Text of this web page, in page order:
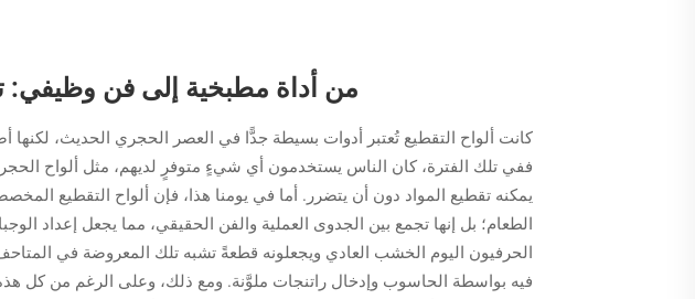
من أداة مطبخية إلى فن
كانت ألواح التقطيع تُعتبر أدوات بسيطة جدًّا في العصر الحجري الحديث،
ففي تلك الفترة، كان الناس يستخدمون أي شيءٍ متوفرٍ لديهم، مثل ألواح الحجر
يمكنه تقطيع المواد دون أن يتضرر. أما في يومنا هذا، فإن ألواح التقطيع
الطعام؛ بل إنها تجمع بين الجدوى العملية والفن الحقيقي، مما يجعل إعداد
الحرفيون اليوم الخشب العادي ويجعلونه قطعةً تشبه تلك المعروضة في
فيه بواسطة الحاسوب وإدخال راتنجات ملوَّنة. ومع ذلك، وعلى الرغم من كل هذه